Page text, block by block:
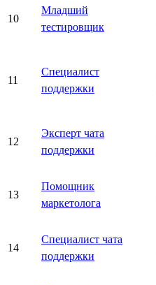
10
Младший
тестировщик
11
Специалист
поддержки
12
Эксперт чата
поддержки
13
Помощник
маркетолога
14
Специалист чата
поддержки